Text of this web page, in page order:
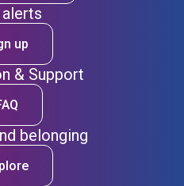
up
& Support
belonging